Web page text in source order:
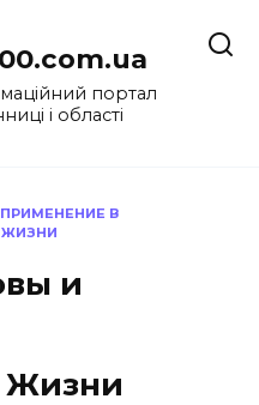
портал
і області
В
и
Жизни